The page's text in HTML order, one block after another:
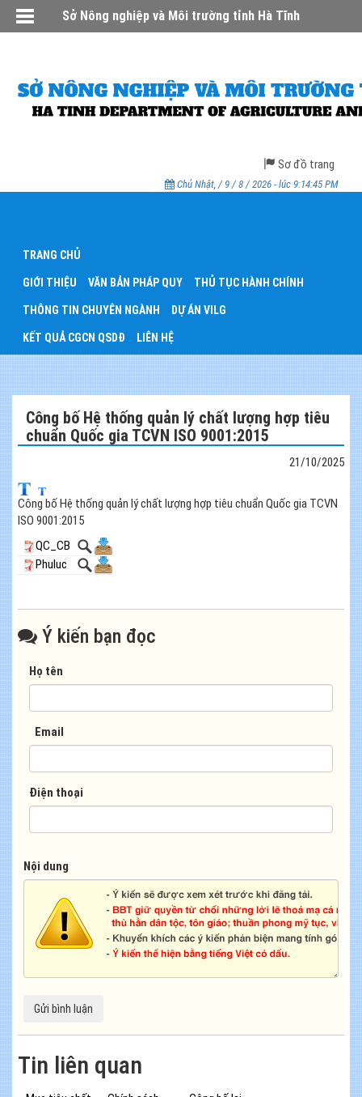
Sở Nông nghiệp và Môi trường tỉnh Hà Tĩnh
Sơ đồ trang
Chủ Nhật, / 9 / 8 / 2026 - lúc 9:14:45 PM
TRANG CHỦ
GIỚI THIỆU VĂN BẢN PHÁP QUY THỦ TỤC HÀNH CHÍNH
THÔNG TIN CHUYÊN NGÀNH DỰ ÁN VILG
KẾT QUẢ CGCN QSDĐ LIÊN HỆ
Công bố Hệ thống quản lý chất lượng hợp tiêu
chuẩn Quốc gia TCVN ISO 9001:2015
21/10/2025
Công bố Hệ thống quản lý chất lượng hợp tiêu chuẩn Quốc gia TCVN
ISO 9001:2015
QC_CB
Phuluc
Ý kiến bạn đọc
Họ tên
Email
Điện thoại
Nội dung
Tin liên quan